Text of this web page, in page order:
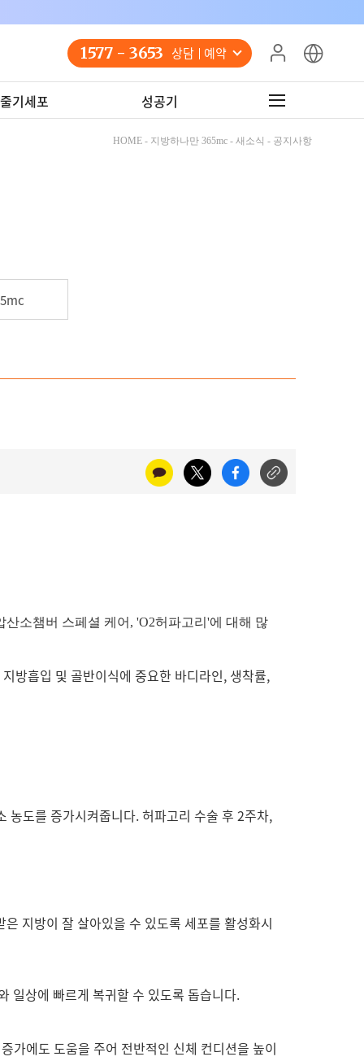
1577 - 3653 상담 예약
기세포 성공기
HOME - 지방하나만 365mc - 새소식 - 공지사항
소챔버 스페셜 케어, 'O2허파고리'에 대해 많
지방흡입 및 골반이식에 중요한 바디라인, 생착률,
농도를 증가시켜줍니다. 허파고리 수술 후 2주차,
지방이 잘 살아있을 수 있도록 세포를 활성화시
일상에 빠르게 복귀할 수 있도록 돕습니다.
가에도 도움을 주어 전반적인 신체 컨디션을 높이